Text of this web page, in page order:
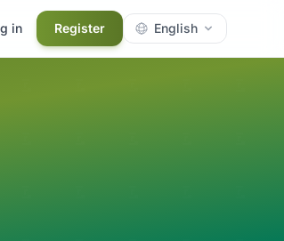
in Register English